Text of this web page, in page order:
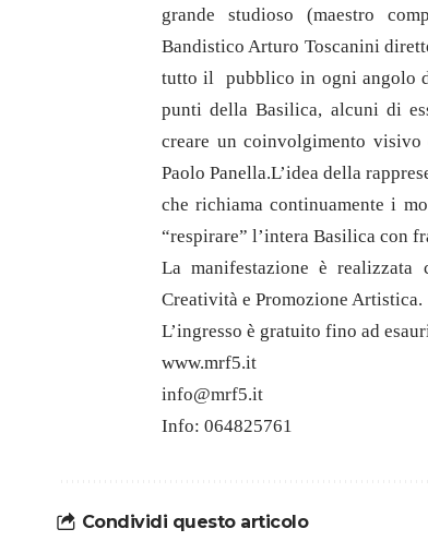
grande studioso (maestro
Bandistico Arturo Toscanini
tutto il pubblico in ogni angolo
punti della Basilica, alcuni di
creare un coinvolgimento visivo
Paolo Panella.L’idea della
che richiama continuamente i
“respirare” l’intera Basilica con
La manifestazione è
Creatività e Promozione Artistica.
L’ingresso è gratuito fino ad
www.mrf5.it
info@mrf5.it
Info: 064825761
Condividi questo articolo